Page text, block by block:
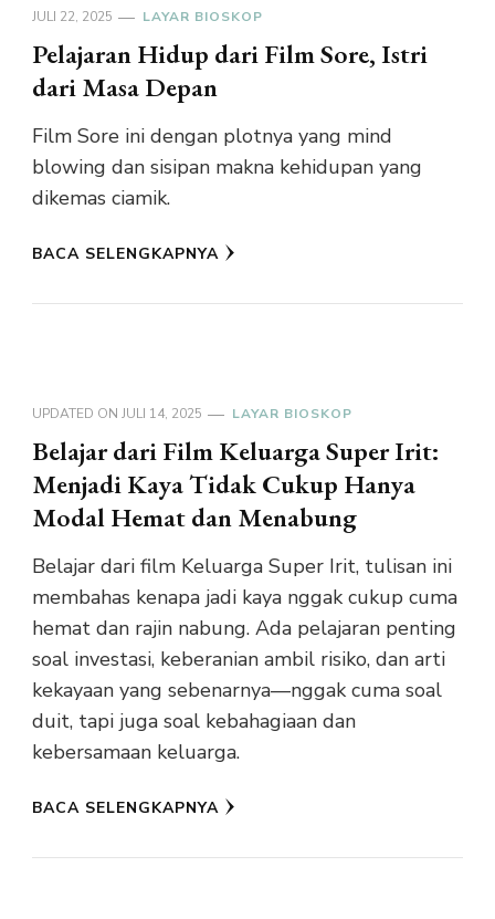
JULI 22, 2025 LAYAR BIOSKOP
Pelajaran Hidup dari Film Sore, Istri
dari Masa Depan
Film Sore ini dengan plotnya yang mind
blowing dan sisipan makna kehidupan yang
dikemas ciamik.
BACA SELENGKAPNYA
UPDATED ON JULI 14, 2025 LAYAR BIOSKOP
Belajar dari Film Keluarga Super Irit:
Menjadi Kaya Tidak Cukup Hanya
Modal Hemat dan Menabung
Belajar dari film Keluarga Super Irit, tulisan ini
membahas kenapa jadi kaya nggak cukup cuma
hemat dan rajin nabung. Ada pelajaran penting
soal investasi, keberanian ambil risiko, dan arti
kekayaan yang sebenarnya—nggak cuma soal
duit, tapi juga soal kebahagiaan dan
kebersamaan keluarga.
BACA SELENGKAPNYA